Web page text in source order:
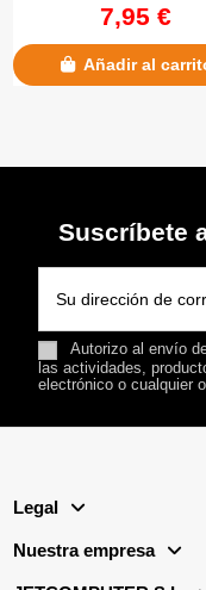
7,95 €
Añadir al
Suscríbete
Autorizo al envío
las actividades,
electrónico o cualquier
Legal
Nuestra empresa